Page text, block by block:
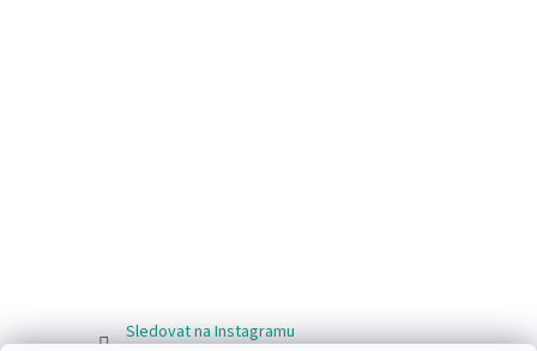
Sledovat na Instagramu